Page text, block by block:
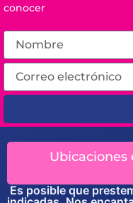
conocer
Ubicaciones
Es posible que